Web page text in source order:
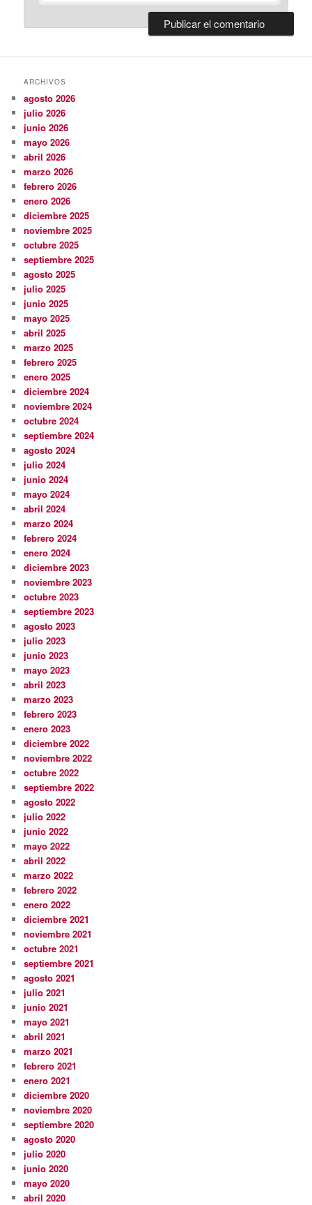
ARCHIVOS
agosto 2026
julio 2026
junio 2026
mayo 2026
abril 2026
marzo 2026
febrero 2026
enero 2026
diciembre 2025
noviembre 2025
octubre 2025
septiembre 2025
agosto 2025
julio 2025
junio 2025
mayo 2025
abril 2025
marzo 2025
febrero 2025
enero 2025
diciembre 2024
noviembre 2024
octubre 2024
septiembre 2024
agosto 2024
julio 2024
junio 2024
mayo 2024
abril 2024
marzo 2024
febrero 2024
enero 2024
diciembre 2023
noviembre 2023
octubre 2023
septiembre 2023
agosto 2023
julio 2023
junio 2023
mayo 2023
abril 2023
marzo 2023
febrero 2023
enero 2023
diciembre 2022
noviembre 2022
octubre 2022
septiembre 2022
agosto 2022
julio 2022
junio 2022
mayo 2022
abril 2022
marzo 2022
febrero 2022
enero 2022
diciembre 2021
noviembre 2021
octubre 2021
septiembre 2021
agosto 2021
julio 2021
junio 2021
mayo 2021
abril 2021
marzo 2021
febrero 2021
enero 2021
diciembre 2020
noviembre 2020
septiembre 2020
agosto 2020
julio 2020
junio 2020
mayo 2020
abril 2020